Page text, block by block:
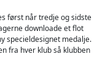
først når tredje og sidste
downloade et flot
specieldesignet medalje.
fra hver klub så klubben